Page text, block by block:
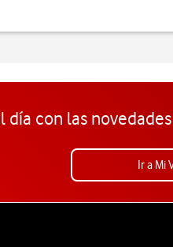
día con las
Ir a Mi